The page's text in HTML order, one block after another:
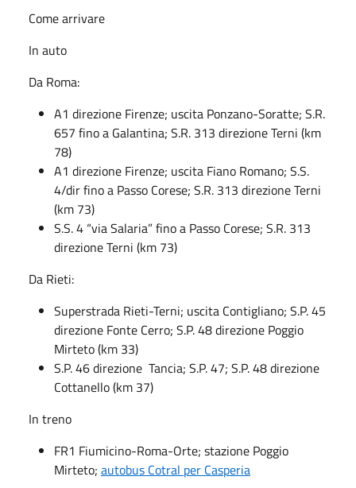
Come arrivare
In auto
Da Roma:
A1 direzione Firenze; uscita Ponzano-Soratte; S.R.
657 fino a Galantina; S.R. 313 direzione Terni (km
78)
A1 direzione Firenze; uscita Fiano Romano; S.S.
4/dir fino a Passo Corese; S.R. 313 direzione Terni
(km 73)
S.S. 4 “via Salaria” fino a Passo Corese; S.R. 313
direzione Terni (km 73)
Da Rieti:
Superstrada Rieti-Terni; uscita Contigliano; S.P. 45
direzione Fonte Cerro; S.P. 48 direzione Poggio
Mirteto (km 33)
S.P. 46 direzione Tancia; S.P. 47; S.P. 48 direzione
Cottanello (km 37)
In treno
FR1 Fiumicino-Roma-Orte; stazione Poggio
Mirteto; autobus Cotral per Casperia